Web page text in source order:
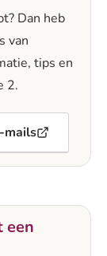
Dan heb
van
tips en
2.
mails
een